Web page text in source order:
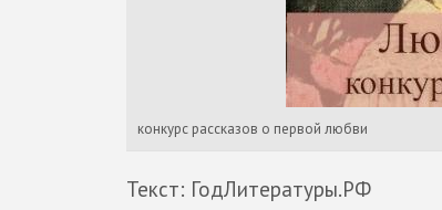
конкурс рассказов о первой любви
Текст: ГодЛитературы.РФ